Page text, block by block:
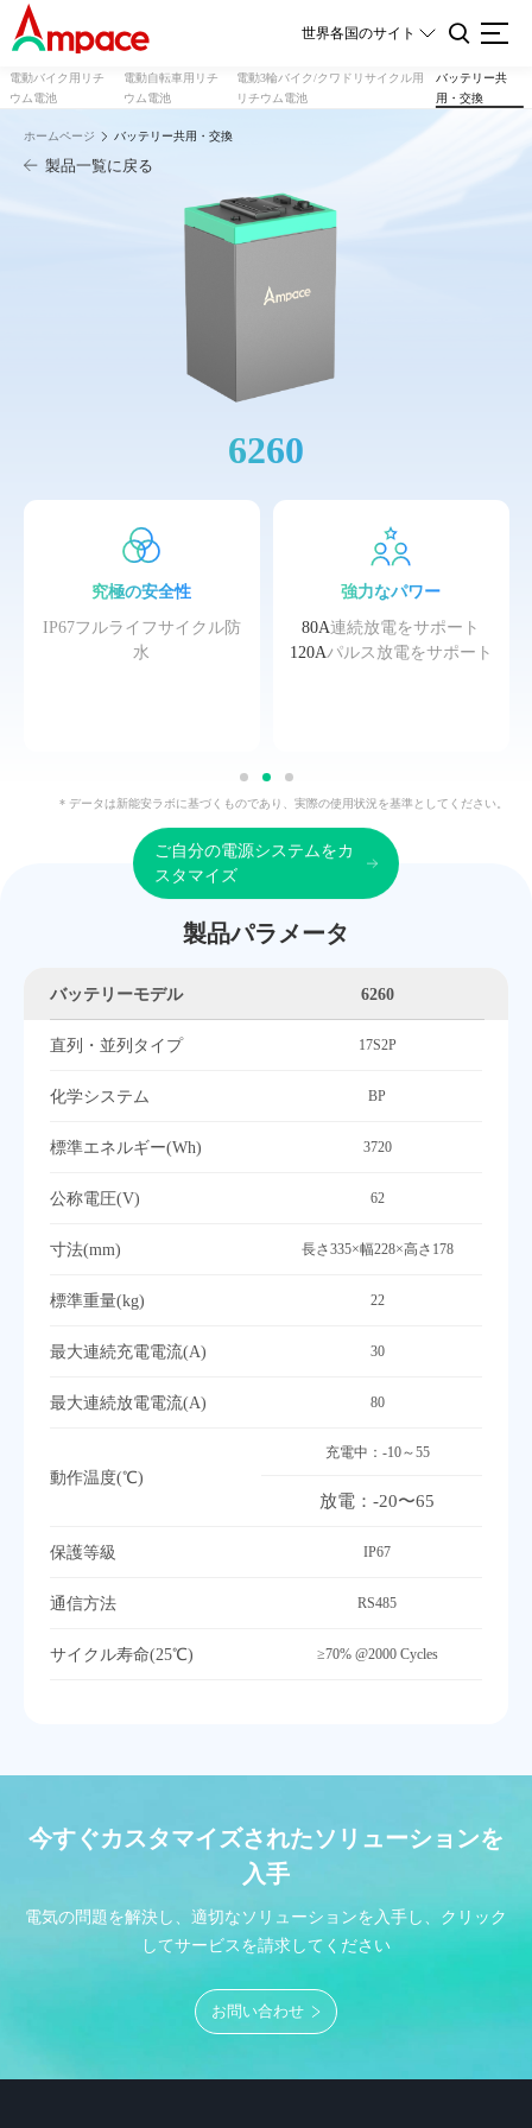
世界各国のサイト
電動バイク用リチ
ウム電池
電動自転車用リチ
ウム電池
電動3輪バイク/クワドリサイクル用
リチウム電池
バッテリー共
用・交換
ホームページ バッテリー共用・交換
製品一覧に戻る
6260
究極の安全性
IP67フルライフサイクル防
水
強力なパワー
80A連続放電をサポート
120Aパルス放電をサポート
* データは新能安ラボに基づくものであり、実際の使用状況を基準としてください。
ご自分の電源システムをカ
スタマイズ
製品パラメータ
バッテリーモデル 6260
直列・並列タイプ 17S2P
化学システム BP
標準エネルギー(Wh) 3720
公称電圧(V) 62
寸法(mm) 長さ335×幅228×高さ178
標準重量(kg) 22
最大連続充電電流(A) 30
最大連続放電電流(A) 80
動作温度(℃)
充電中：-10～55
放電：-20〜65
保護等級 IP67
通信方法 RS485
サイクル寿命(25℃) ≥70% @2000 Cycles
今すぐカスタマイズされたソリューションを
入手
電気の問題を解決し、適切なソリューションを入手し、クリック
してサービスを請求してください
お問い合わせ